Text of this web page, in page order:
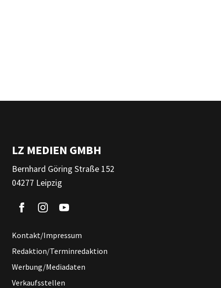
LZ MEDIEN GMBH
Bernhard Göring Straße 152
04277 Leipzig
Kontakt/Impressum
Redaktion/Terminredaktion
Werbung/Mediadaten
Verkaufsstellen